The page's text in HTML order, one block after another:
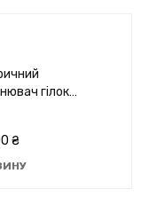
гілок
PSL2500
₴